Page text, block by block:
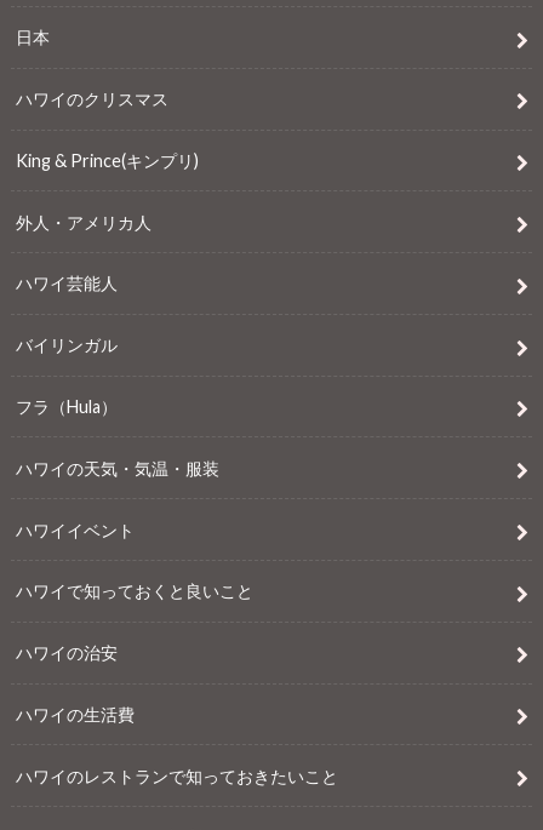
日本
ハワイのクリスマス
King & Prince(キンプリ)
外人・アメリカ人
ハワイ芸能人
バイリンガル
フラ（Hula）
ハワイの天気・気温・服装
ハワイイベント
ハワイで知っておくと良いこと
ハワイの治安
ハワイの生活費
ハワイのレストランで知っておきたいこと